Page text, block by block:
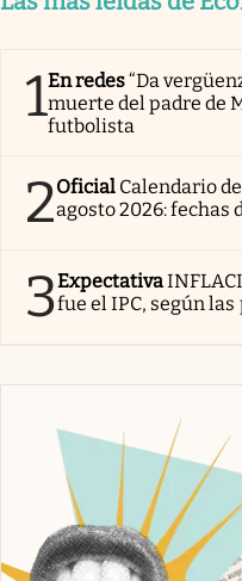
1En redes“Da
muerte del padre de
futbolista
2Oficial Calendario
agosto 2026: fechas
3Expectativa
fue el IPC, según